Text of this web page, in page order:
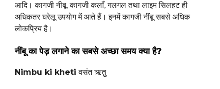
आदि। कागजी नीबू, कागजी कलाँ, गलगल तथा लाइम सिलहट ही
अधिकतर घरेलू उपयोग में आते हैं। इनमें कागजी नींबू सबसे अधिक
लोकप्रिय है।
नींबू का पेड़ लगाने का सबसे अच्छा समय क्या है?
Nimbu ki khetiवसंत ऋतु